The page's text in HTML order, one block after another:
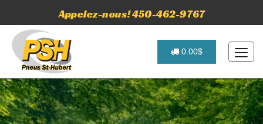
Appelez-nous! 450-462-9767
0.00$